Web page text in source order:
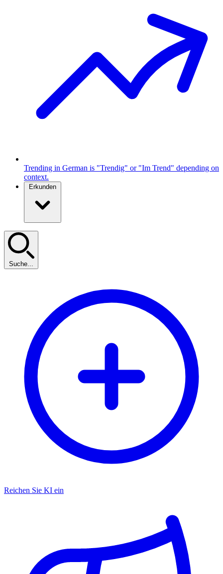
Trending in German is "Trendig" or "Im Trend" depending on
context.
Erkunden
Suche...
Reichen Sie KI ein